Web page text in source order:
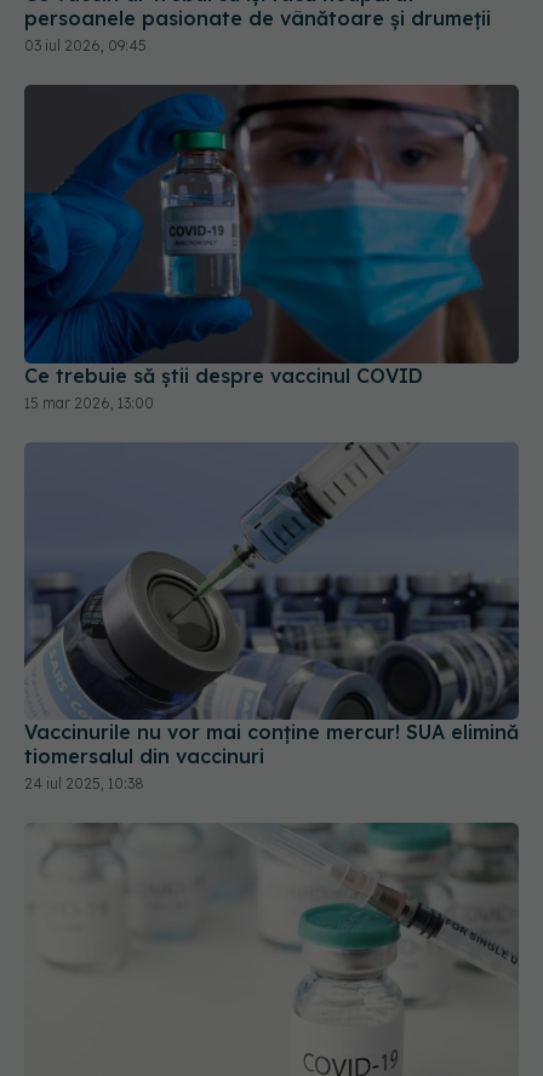
Ce trebuie să știi despre vaccinul COVID
15 mar 2026, 13:00
Vaccinurile nu vor mai conține mercur! SUA elimină
tiomersalul din vaccinuri
24 iul 2025, 10:38
Vaccinul COVID-19, investiție medicală care a
salvat vieți și bani, arată cel mai recent studiu